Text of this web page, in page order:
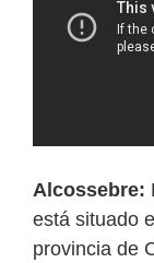
Alcossebre:
está situado
provincia de